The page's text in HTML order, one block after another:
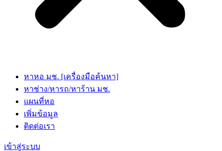
หาหอ มช. [เครื่องมือค้นหา]
หาช่าง/หารถ/หาร้าน มช.
แผนที่หอ
เพิ่มข้อมูล
ติดต่อเรา
เข้าสู่ระบบ